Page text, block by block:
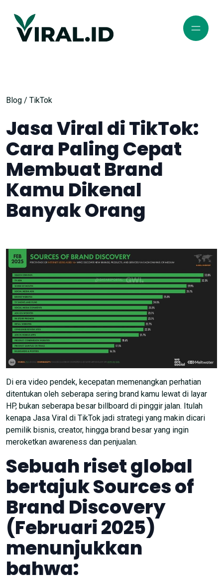
Blog / TikTok
Jasa Viral di TikTok:
Cara Paling Cepat
Membuat Brand
Kamu Dikenal
Banyak Orang
Di era video pendek, kecepatan memenangkan perhatian
ditentukan oleh seberapa sering brand kamu lewat di layar
HP, bukan seberapa besar billboard di pinggir jalan. Itulah
kenapa Jasa Viral di TikTok jadi strategi yang makin dicari
pemilik bisnis, creator, hingga brand besar yang ingin
meroketkan awareness dan penjualan.
Sebuah riset global
bertajuk Sources of
Brand Discovery
(Februari 2025)
menunjukkan
bahwa: